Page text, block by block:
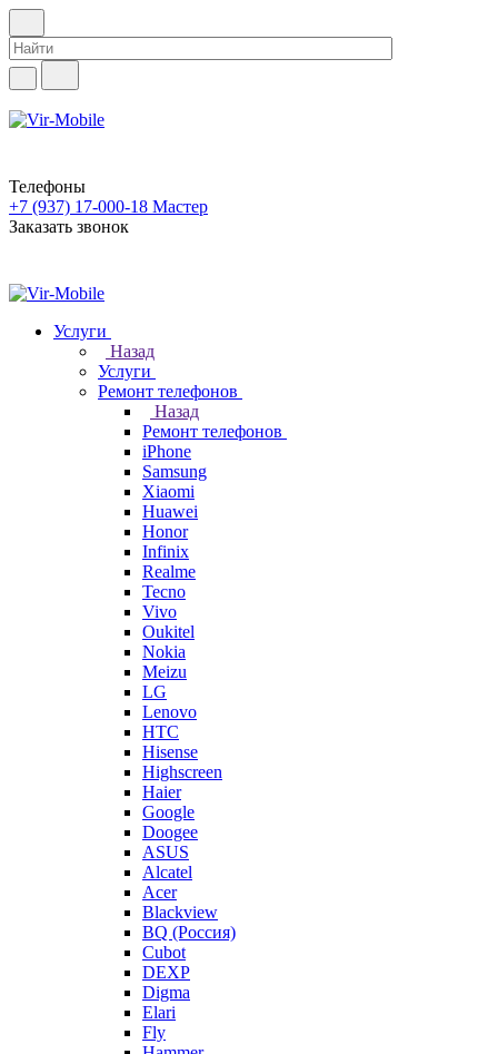
Телефоны
+7 (937) 17-000-18 Мастер
Заказать звонок
Услуги
Назад
Услуги
Ремонт телефонов
Назад
Ремонт телефонов
iPhone
Samsung
Xiaomi
Huawei
Honor
Infinix
Realme
Tecno
Vivo
Oukitel
Nokia
Meizu
LG
Lenovo
HTC
Hisense
Highscreen
Haier
Google
Doogee
ASUS
Alcatel
Acer
Blackview
BQ (Россия)
Cubot
DEXP
Digma
Elari
Fly